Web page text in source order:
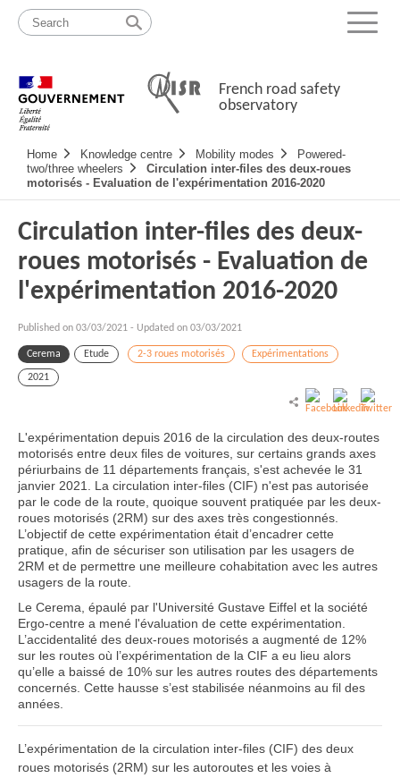
content
map
Menu
French road safety
observatory
Navigation
principale
Home Knowledge centre Mobility modes
Powered-
two/three wheelers
Circulation inter-files des deux-roues
motorisés - Evaluation de l'expérimentation 2016-2020
Circulation inter-files des deux-
roues motorisés - Evaluation de
l'expérimentation 2016-2020
Published on 03/03/2021 - Updated on 03/03/2021
Cerema Etude 2-3 roues motorisés Expérimentations
2021
L'expérimentation depuis 2016 de la circulation des deux-routes
motorisés entre deux files de voitures, sur certains grands axes
périurbains de 11 départements français, s'est achevée le 31
janvier 2021. La circulation inter-files (CIF) n'est pas autorisée
par le code de la route, quoique souvent pratiquée par les deux-
roues motorisés (2RM) sur des axes très congestionnés.
L’objectif de cette expérimentation était d’encadrer cette
pratique, afin de sécuriser son utilisation par les usagers de
2RM et de permettre une meilleure cohabitation avec les autres
usagers de la route.
Le Cerema, épaulé par l'Université Gustave Eiffel et la société
Ergo-centre a mené l'évaluation de cette expérimentation.
L’accidentalité des deux-roues motorisés a augmenté de 12%
sur les routes où l’expérimentation de la CIF a eu lieu alors
qu’elle a baissé de 10% sur les autres routes des départements
concernés. Cette hausse s’est stabilisée néanmoins au fil des
années.
L’expérimentation de la circulation inter-files (CIF) des deux
roues motorisés (2RM) sur les autoroutes et les voies à